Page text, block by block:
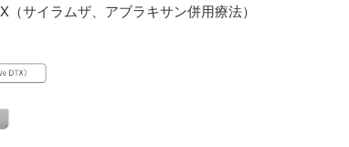
（サイラムザ、アブラキサン併用療法）